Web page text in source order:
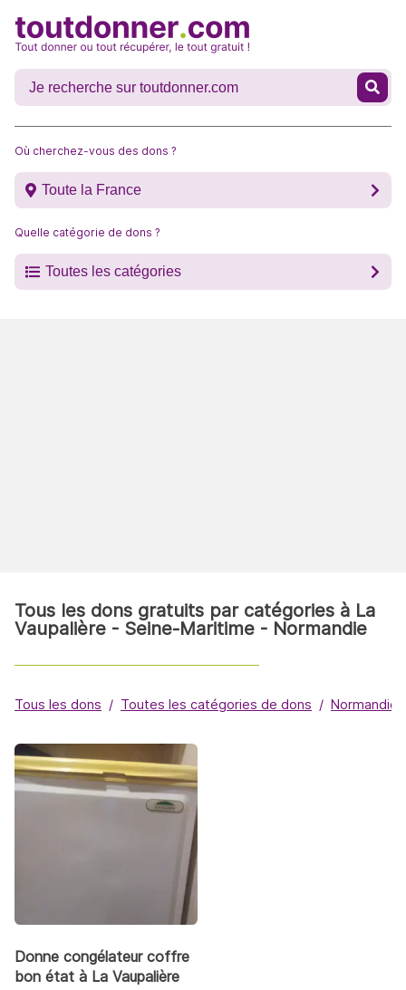
Où cherchez-vous des dons ?
Toute la France
Quelle catégorie de dons ?
Toutes les catégories
Tous les dons gratuits par catégories à La
Vaupalière - Seine-Maritime - Normandie
Tous les dons Toutes les catégories de dons Normandie
Donne congélateur coffre
bon état à La Vaupalière